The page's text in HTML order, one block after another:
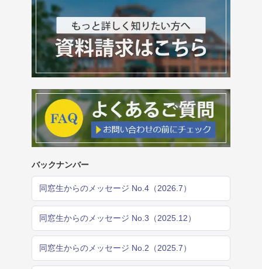
バックナンバー
同窓生からのメッセージ No.4（2026.7）
同窓生からのメッセージ No.3（2025.12）
同窓生からのメッセージ No.2（2025.7）